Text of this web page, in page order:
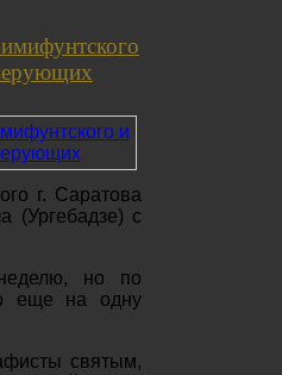
г. Саратова
(Ургебадзе) с
но по
еще на одну
святым,